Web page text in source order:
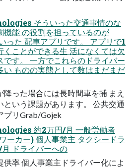
そういった交通事情のな
機能 の役割を担っているのが
った 配⾞アプリです。 アプリで1
くことができる⽣ 活になくては⽋
です。 ⼀⽅でこれらのドライバー
い ものの実態として数はまだまだ
降った場合には⻑時間⾞を捕 まえ
という課題があります。 公共交通
プリGrab/Gojek
約2万円/⽉ ⼀般労働者
ーカー) 個⼈事業主 タクシードラ
ドライバーへの
供率 個⼈事業主ドライバー化によ